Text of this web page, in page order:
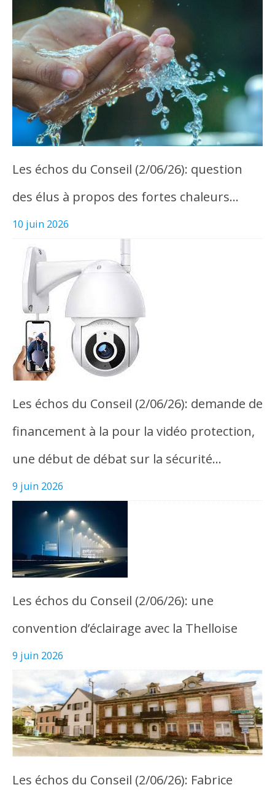
Les échos du Conseil (2/06/26): question
des élus à propos des fortes chaleurs…
10 juin 2026
Les échos du Conseil (2/06/26): demande de
financement à la pour la vidéo protection,
une début de débat sur la sécurité…
9 juin 2026
Les échos du Conseil (2/06/26): une
convention d’éclairage avec la Thelloise
9 juin 2026
Les échos du Conseil (2/06/26): Fabrice